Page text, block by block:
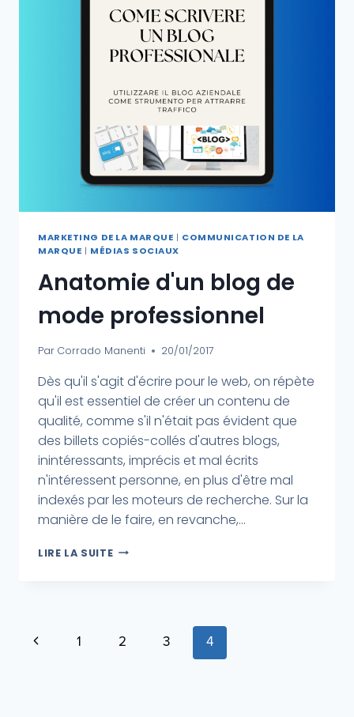
MARKETING DE LA MARQUE | COMMUNICATION DE LA
MARQUE | MÉDIAS SOCIAUX
Anatomie d'un blog de
mode professionnel
Par Corrado Manenti 20/01/2017
Dès qu'il s'agit d'écrire pour le web, on répète
qu'il est essentiel de créer un contenu de
qualité, comme s'il n'était pas évident que
des billets copiés-collés d'autres blogs,
inintéressants, imprécis et mal écrits
n'intéressent personne, en plus d'être mal
indexés par les moteurs de recherche. Sur la
manière de le faire, en revanche,...
LIRE LA SUITE
1 2 3 4